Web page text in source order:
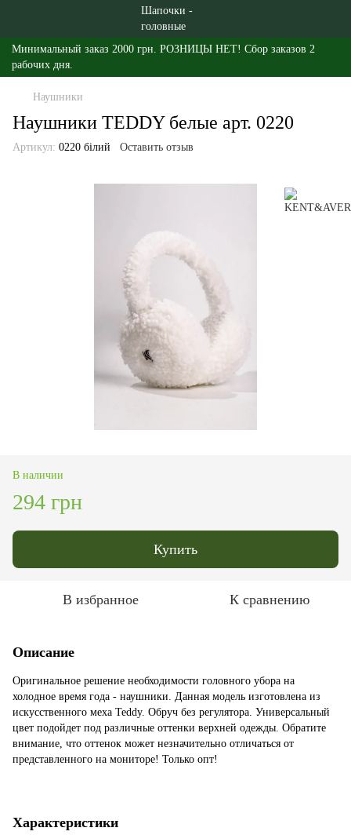
Минимальный заказ 2000 грн. РОЗНИЦЫ НЕТ! Сбор заказов 2
рабочих дня.
Наушники
Наушники TEDDY белые арт. 0220
Артикул: 0220 білий Оставить отзыв
В наличии
294 грн
Купить
В избранное К сравнению
Описание
Оригинальное решение необходимости головного убора на
холодное время года - наушники. Данная модель изготовлена из
искусственного меха Teddy. Обруч без регулятора. Универсальный
цвет подойдет под различные оттенки верхней одежды. Обратите
внимание, что оттенок может незначительно отличаться от
представленного на мониторе! Только опт!
Характеристики